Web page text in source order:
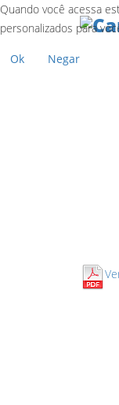
Quando você acessa
personalizados para
Ok
Negar